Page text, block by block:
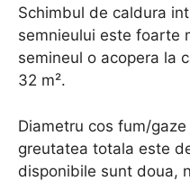
Schimbul de caldura
semnieului este foarte
semineul o acopera la
32 m².
Diametru cos fum/
greutatea totala este
disponibile sunt doua,